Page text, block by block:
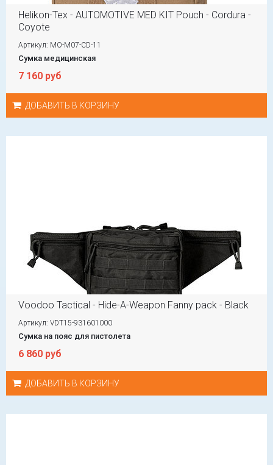
Helikon-Tex - AUTOMOTIVE MED KIT Pouch - Cordura -
Coyote
Артикул: MO-M07-CD-11
Сумка медицинская
7 160 руб
ДОБАВИТЬ В КОРЗИНУ
Voodoo Tactical - Hide-A-Weapon Fanny pack - Black
Артикул: VDT15-931601000
Сумка на пояс для пистолета
6 860 руб
ДОБАВИТЬ В КОРЗИНУ